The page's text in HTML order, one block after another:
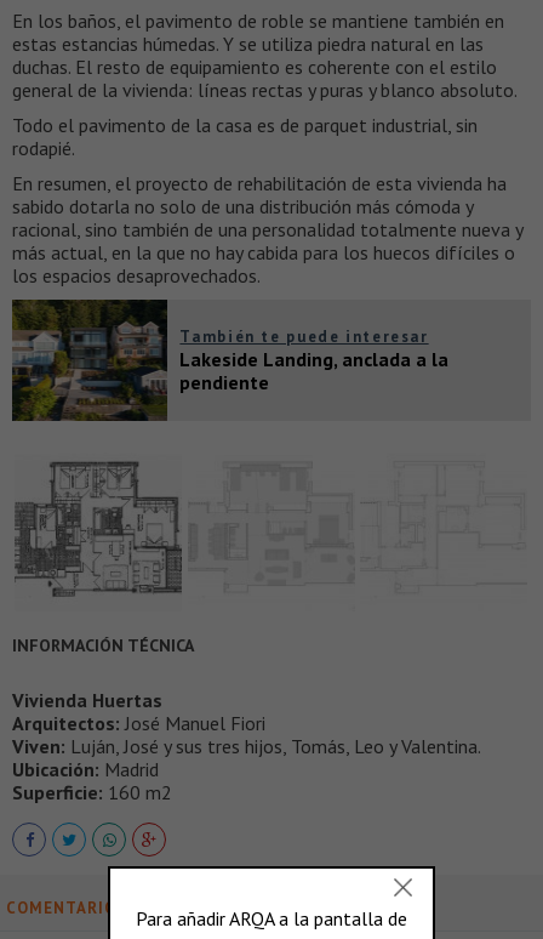
En los baños, el pavimento de roble se mantiene también en
estas estancias húmedas. Y se utiliza piedra natural en las
duchas. El resto de equipamiento es coherente con el estilo
general de la vivienda: líneas rectas y puras y blanco absoluto.
Todo el pavimento de la casa es de parquet industrial, sin
rodapié.
En resumen, el proyecto de rehabilitación de esta vivienda ha
sabido dotarla no solo de una distribución más cómoda y
racional, sino también de una personalidad totalmente nueva y
más actual, en la que no hay cabida para los huecos difíciles o
los espacios desaprovechados.
También te puede interesar
Lakeside Landing, anclada a la
pendiente
INFORMACIÓN TÉCNICA
Vivienda Huertas
Arquitectos: José Manuel Fiori
Viven: Luján, José y sus tres hijos, Tomás, Leo y Valentina.
Ubicación: Madrid
Superficie: 160 m2
COMENTARIOS